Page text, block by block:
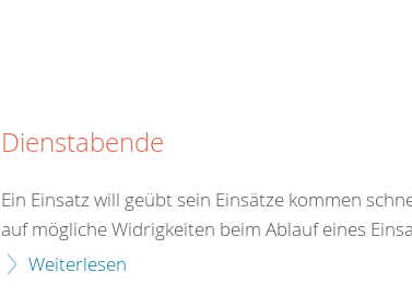
Dienstabende
Ein Einsatz will geübt sein Einsätze kommen
auf mögliche Widrigkeiten beim Ablauf eines
Weiterlesen